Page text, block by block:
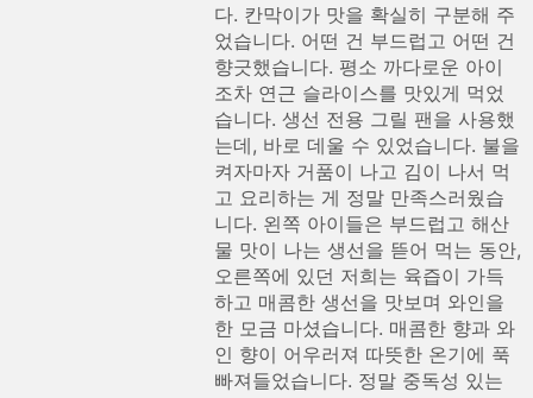
다. 칸막이가 맛을 확실히 구분해 주
었습니다. 어떤 건 부드럽고 어떤 건
향긋했습니다. 평소 까다로운 아이
조차 연근 슬라이스를 맛있게 먹었
습니다. 생선 전용 그릴 팬을 사용했
는데, 바로 데울 수 있었습니다. 불을
켜자마자 거품이 나고 김이 나서 먹
고 요리하는 게 정말 만족스러웠습
니다. 왼쪽 아이들은 부드럽고 해산
물 맛이 나는 생선을 뜯어 먹는 동안,
오른쪽에 있던 저희는 육즙이 가득
하고 매콤한 생선을 맛보며 와인을
한 모금 마셨습니다. 매콤한 향과 와
인 향이 어우러져 따뜻한 온기에 푹
빠져들었습니다. 정말 중독성 있는